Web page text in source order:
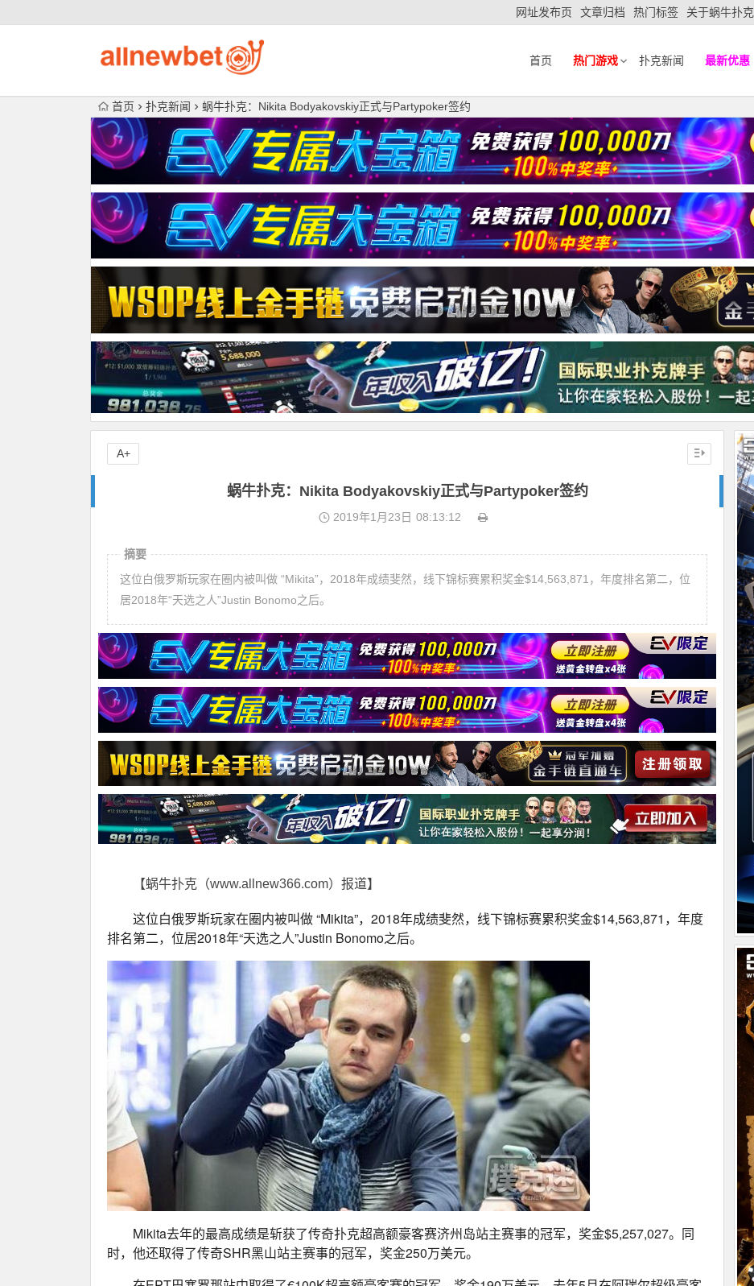
网址发布页 文章归档 热门标签 关于蜗牛扑克
首页 热门游戏 扑克新闻 最新优惠
首页 扑克新闻 蜗牛扑克：Nikita Bodyakovskiy正式与Partypoker签约
蜗牛扑克：Nikita Bodyakovskiy正式与Partypoker签约
2019年1月23日 08:13:12
摘要
这位白俄罗斯玩家在圈内被叫做 “Mikita”，2018年成绩斐然，线下锦标赛累积奖金$14,563,871，年度排名第二，位
居2018年“天选之人”Justin Bonomo之后。
【蜗牛扑克（www.allnew366.com）报道】
这位白俄罗斯玩家在圈内被叫做 “Mikita”，2018年成绩斐然，线下锦标赛累积奖金$14,563,871，年度
排名第二，位居2018年“天选之人”Justin Bonomo之后。
Mikita去年的最高成绩是斩获了传奇扑克超高额豪客赛济州岛站主赛事的冠军，奖金$5,257,027。同
时，他还取得了传奇SHR黑山站主赛事的冠军，奖金250万美元。
A+